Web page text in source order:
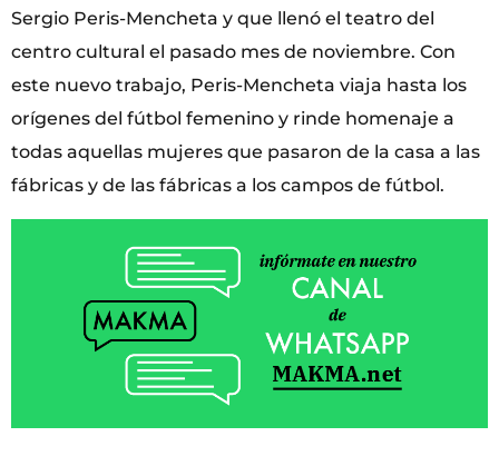
Sergio Peris-Mencheta y que llenó el teatro del
centro cultural el pasado mes de noviembre. Con
este nuevo trabajo, Peris-Mencheta viaja hasta los
orígenes del fútbol femenino y rinde homenaje a
todas aquellas mujeres que pasaron de la casa a las
fábricas y de las fábricas a los campos de fútbol.